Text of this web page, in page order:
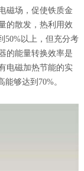
场，促使铁质金
散发，热利用效
以上，但充分考
的能量转换效率是
有电磁加热节能的实
够达到70%。